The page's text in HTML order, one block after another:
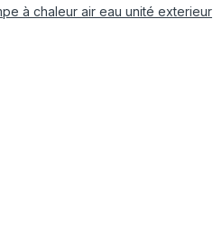
à chaleur air eau unité exterieur